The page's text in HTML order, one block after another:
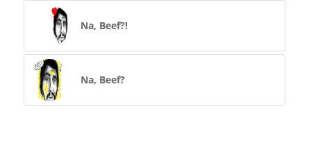
Na, Beef?!
Na, Beef?